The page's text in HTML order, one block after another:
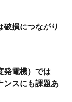
破損につながり
発電機）では
ンスにも課題あ